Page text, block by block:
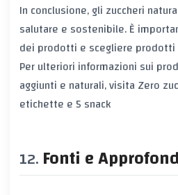
In conclusione, gli zuccheri
salutare e sostenibile. È
dei prodotti e scegliere prodotti
Per ulteriori informazioni sui
aggiunti e naturali, visita Zero
etichette e 5 snack
Fonti e